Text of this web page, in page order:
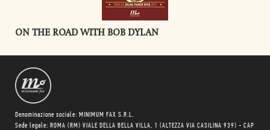
ON THE ROAD WITH BOB DYLAN
Denominazione sociale: MINIMUM FAX S.R.L.
Sede legale: ROMA (RM) VIALE DELLA BELLA VILLA, 1 (ALTEZZA VIA CASILINA 939) - CAP